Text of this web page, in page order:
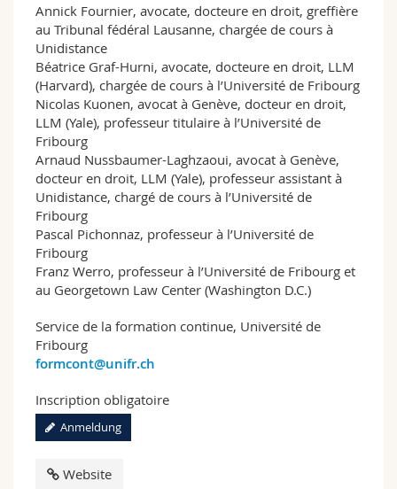
Annick Fournier, avocate, docteure en droit, greffière
au Tribunal fédéral Lausanne, chargée de cours à
Unidistance
Béatrice Graf-Hurni, avocate, docteure en droit, LLM
(Harvard), chargée de cours à l’Université de Fribourg
Nicolas Kuonen, avocat à Genève, docteur en droit,
LLM (Yale), professeur titulaire à l’Université de
Fribourg
Arnaud Nussbaumer-Laghzaoui, avocat à Genève,
docteur en droit, LLM (Yale), professeur assistant à
Unidistance, chargé de cours à l’Université de
Fribourg
Pascal Pichonnaz, professeur à l’Université de
Fribourg
Franz Werro, professeur à l’Université de Fribourg et
au Georgetown Law Center (Washington D.C.)
Service de la formation continue, Université de
Fribourg
formcont@unifr.ch
Inscription obligatoire
Anmeldung
Website